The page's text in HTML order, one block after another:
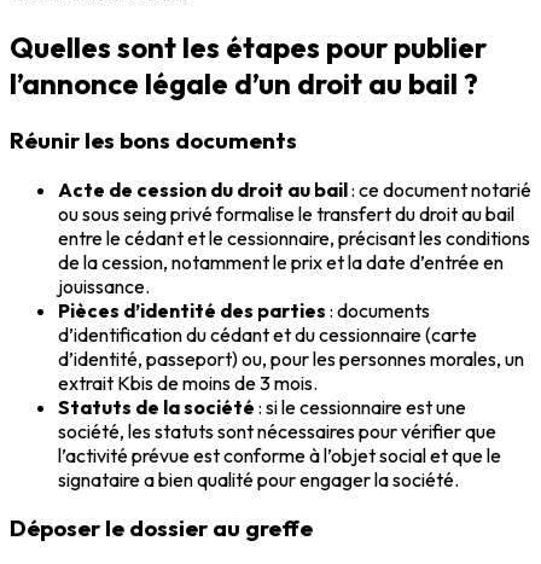
Quelles sont les étapes pour publier
l’annonce légale d’un droit au bail ?
Réunir les bons documents
Acte de cession du droit au bail: ce document notarié
ou sous seing privé formalise le transfert du droit au bail
entre le cédant et le cessionnaire, précisant les conditions
de la cession, notamment le prix et la date d’entrée en
jouissance.
Pièces d’identité des parties : documents
d’identification du cédant et du cessionnaire (carte
d’identité, passeport) ou, pour les personnes morales, un
extrait Kbis de moins de 3 mois.
Statuts de la société : si le cessionnaire est une
société, les statuts sont nécessaires pour vérifier que
l’activité prévue est conforme à l’objet social et que le
signataire a bien qualité pour engager la société.
Déposer le dossier au greffe